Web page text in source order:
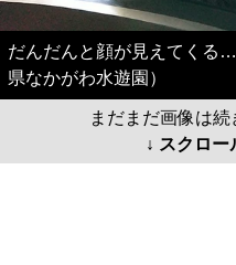
だんだんと顔が見えてくる
県なかがわ水遊園）
まだまだ画像は続
↓ スクロー